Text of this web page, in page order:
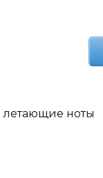
летающие ноты